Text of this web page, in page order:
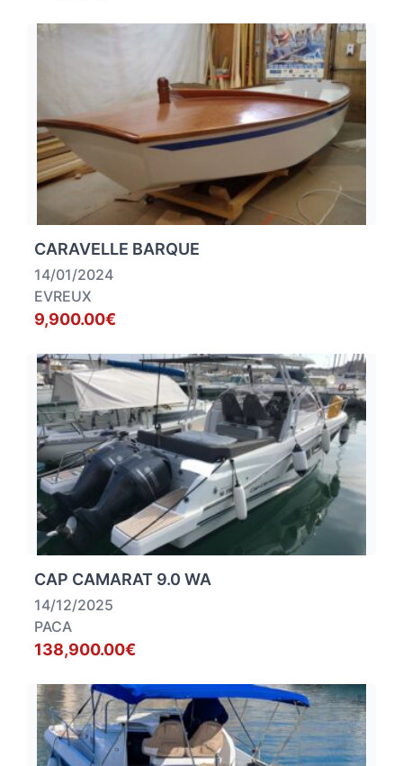
CARAVELLE BARQUE
14/01/2024
EVREUX
9,900.00€
CAP CAMARAT 9.0 WA
14/12/2025
PACA
138,900.00€